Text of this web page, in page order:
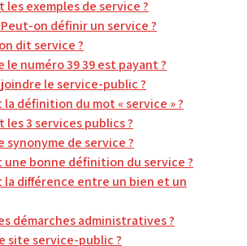
les exemples de service ?
on définir un service ?
dit service ?
le numéro 39 39 est payant ?
le service-public ?
la définition du mot « service » ?
les 3 services publics ?
synonyme de service ?
une bonne définition du service ?
la différence entre un bien et un
démarches administratives ?
site service-public ?